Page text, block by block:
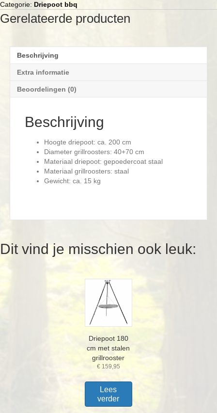
Categorie: Driepoot bbq
Gerelateerde producten
Beschrijving
Extra informatie
Beoordelingen (0)
Beschrijving
Hoogte driepoot: ca. 200 cm
Diameter grillroosters: 40+70 cm
Materiaal driepoot: gepoedercoat staal
Materiaal grillroosters: staal
Gewicht: ca. 15 kg
Dit vind je misschien ook leuk:
Driepoot 180
cm met stalen
grillrooster
€159,95
Lees
verder